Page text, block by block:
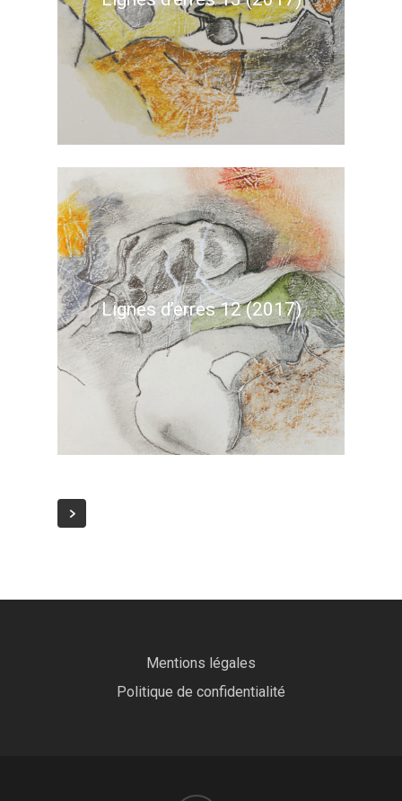
Lignes d’erres 12 (2017)
Mentions légales
Politique de confidentialité